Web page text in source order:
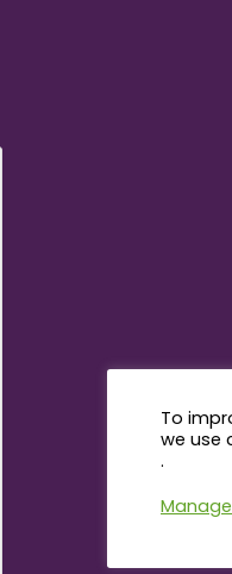
To
we use
.